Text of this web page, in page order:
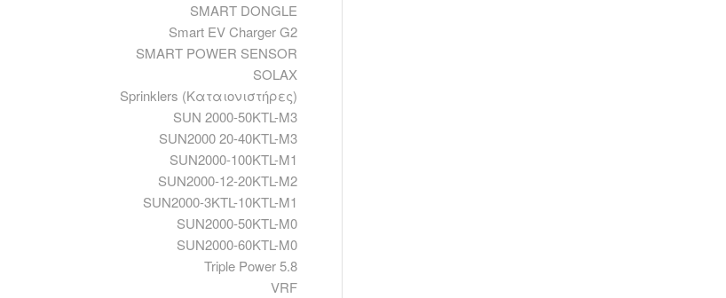
SMART DONGLE
Smart EV Charger G2
SMART POWER SENSOR
SOLAX
Sprinklers (Καταιονιστήρες)
SUN 2000-50KTL-M3
SUN2000 20-40KTL-M3
SUN2000-100KTL-M1
SUN2000-12-20KTL-M2
SUN2000-3KTL-10KTL-M1
SUN2000-50KTL-M0
SUN2000-60KTL-M0
Triple Power 5.8
VRF